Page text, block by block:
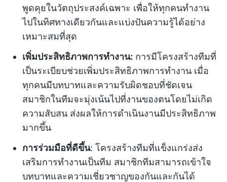
พูดคุยในวัตถุประสงค์เฉพาะ เพื่อให้ทุกคนทำงาน
ไปในทิศทางเดียวกันและแบ่งปันความรู้ได้อย่าง
เหมาะสมที่สุด
เพิ่มประสิทธิภาพการทำงาน: การมีโครงสร้างทีมที่
เป็นระเบียบช่วยเพิ่มประสิทธิภาพการทำงาน เมื่อ
ทุกคนมีบทบาทและความรับผิดชอบที่ชัดเจน
สมาชิกในทีมจะมุ่งเน้นไปที่งานของตนโดยไม่เกิด
ความสับสน ส่งผลให้การดำเนินงานมีประสิทธิภาพ
มากขึ้น
การร่วมมือที่ดีขึ้น: โครงสร้างทีมที่แข็งแกร่งส่ง
เสริมการทำงานเป็นทีม สมาชิกทีมสามารถเข้าใจ
บทบาทและความเชี่ยวชาญของกันและกันได้